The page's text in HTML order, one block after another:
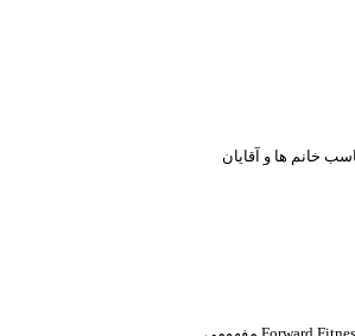
خانم ها و آقایان